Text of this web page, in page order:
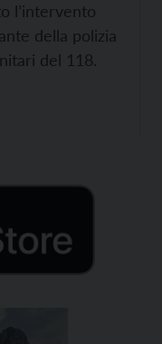
l’intervento
della polizia
del 118.